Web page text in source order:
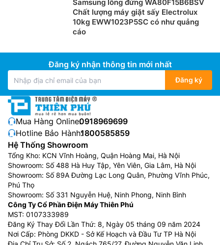
Samsung lồng đứng WA80F15B6BSV
Chất lượng máy giặt sấy Electrolux
10kg EWW1023P5SC có như quảng
cáo
Đăng ký nhận thông tin mới nhất
Đăng ký
Mua Hàng Online:0918969699
Hotline Bảo Hành:1800585859
Hệ Thống Showroom
Tổng Kho: KCN Vĩnh Hoàng, Quận Hoàng Mai, Hà Nội
Showroom: Số 488 Hà Huy Tập, Yên Viên, Gia Lâm, Hà Nội
Showroom: Số 89A Đường Lạc Long Quân, Phường Vĩnh Phúc,
Phú Thọ
Showroom: Số 331 Nguyễn Huệ, Ninh Phong, Ninh Bình
Công Ty Cổ Phần Điện Máy Thiên Phú
MST: 0107333989
Đăng Ký Thay Đổi Lần Thứ: 8, Ngày 05 tháng 09 năm 2024
Nơi Cấp: Phòng DKKD - Sở Kế Hoạch và Đầu Tư TP Hà Nội